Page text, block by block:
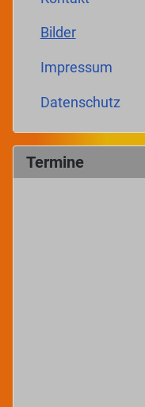
Bilder
Impressum
Datenschutz
Termine